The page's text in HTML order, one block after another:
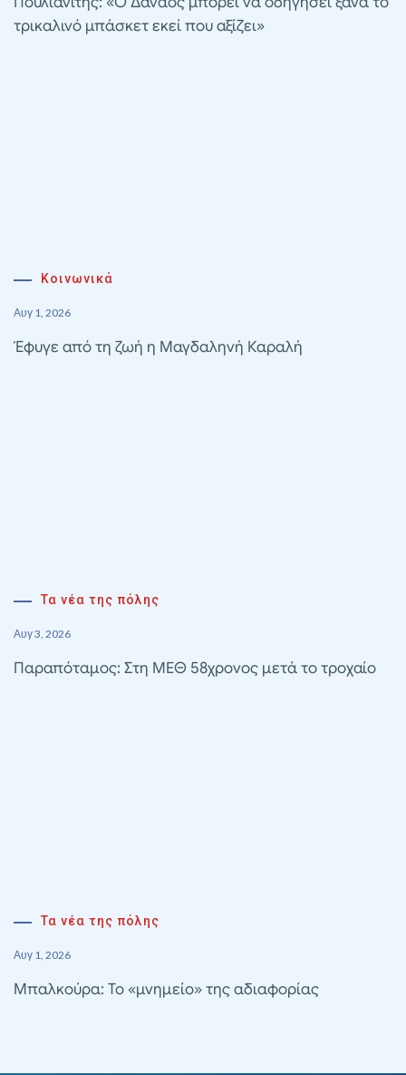
τρικαλινό μπάσκετ εκεί που αξίζει»
Κοινωνικά
Αυγ 1, 2026
Έφυγε από τη ζωή η Μαγδαληνή Καραλή
Τα νέα της πόλης
Αυγ 3, 2026
Παραπόταμος: Στη ΜΕΘ 58χρονος μετά το τροχαίο
Τα νέα της πόλης
Αυγ 1, 2026
Μπαλκούρα: Το «μνημείο» της αδιαφορίας